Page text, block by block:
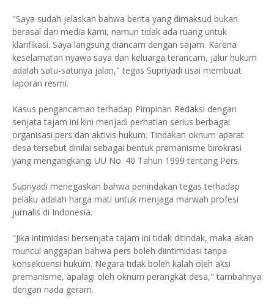
"Saya sudah jelaskan bahwa berita yang dimaksud bukan
berasal dari media kami, namun tidak ada ruang untuk
klarifikasi. Saya langsung diancam dengan sajam. Karena
keselamatan nyawa saya dan keluarga terancam, jalur hukum
adalah satu-satunya jalan," tegas Supriyadi usai membuat
laporan resmi.
Kasus pengancaman terhadap Pimpinan Redaksi dengan
senjata tajam ini kini menjadi perhatian serius berbagai
organisasi pers dan aktivis hukum. Tindakan oknum aparat
desa tersebut dinilai sebagai bentuk premanisme birokrasi
yang mengangkangi UU No. 40 Tahun 1999 tentang Pers.
Supriyadi menegaskan bahwa penindakan tegas terhadap
pelaku adalah harga mati untuk menjaga marwah profesi
jurnalis di Indonesia.
"Jika intimidasi bersenjata tajam ini tidak ditindak, maka akan
muncul anggapan bahwa pers boleh diintimidasi tanpa
konsekuensi hukum. Negara tidak boleh kalah oleh aksi
premanisme, apalagi oleh oknum perangkat desa," tambahnya
dengan nada geram.